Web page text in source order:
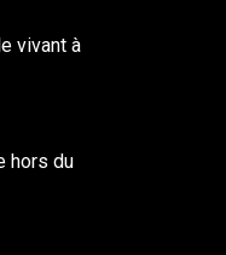
vivant à
hors du